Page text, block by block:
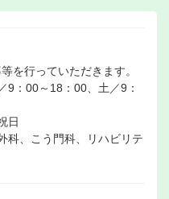
を行っていただきます。
9：00～18：00、土／9：
日
科、こう門科、リハビリテ